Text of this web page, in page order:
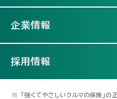
企業情報
採用情報
※
「強くてやさしいクルマの保険」の